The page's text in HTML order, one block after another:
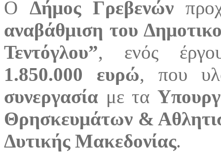
Ο Δήμος Γρεβενών
αναβάθμιση του
Τεντόγλου”, ενός
1.850.000 ευρώ, που
συνεργασία με τα
Θρησκευμάτων &
Δυτικής Μακεδονίας.